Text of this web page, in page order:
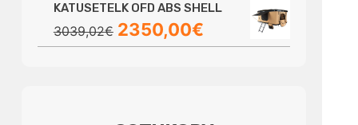
oli:
3923,28€.
on:
3690,00€.
KATUSETELK OFD ABS SHELL
3039,02€ Algne
hind
2350,00€Praegune
hind